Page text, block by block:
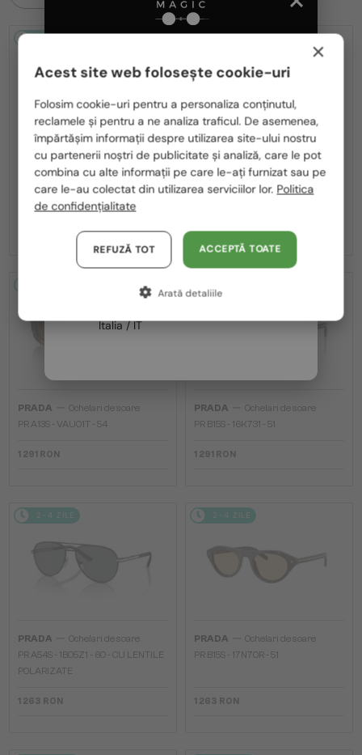
2-4 ZILE
PRADA—Ochelari de soare
PR A17S - 15W04D - 54 - CU LENTILE
POLARIZATE
2-4 ZILE
PRADA—Ochelari de soare
PR A17S - 16K731 - 54
PRADA
Ochelari de soare
PR A13S - VAU01T - 54
1 291 RON
PRADA
Ochelari de soare
PR B15S - 16K731 - 51
1 291 RON
2-4 ZILE
PRADA
Ochelari de soare
PR A54S - 1BO5Z1 - 60 - CU LENTILE
POLARIZATE
1 263 RON
2-4 ZILE
PRADA
Ochelari de soare
PR B15S - 17N70R - 51
1 263 RON
România / RO
Polska / PL
Magyarország / HU
United Arab Emirates / EN
Austria / AT
Germania / DE
Franța / FR
Italia / IT
×
Acest site web folosește cookie-uri
Folosim cookie-uri pentru a personaliza conținutul,
reclamele și pentru a ne analiza traficul. De asemenea,
împărtășim informații despre utilizarea site-ului nostru
cu partenerii noștri de publicitate și analiză, care le pot
combina cu alte informații pe care le-ați furnizat sau pe
care le-au colectat din utilizarea serviciilor lor. Politica
de confidențialitate
ACCEPTĂ TOATE
REFUZĂ TOT
Arată detaliile